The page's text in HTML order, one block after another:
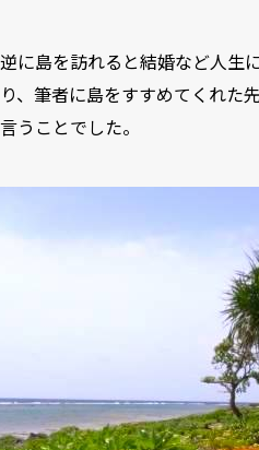
逆に島を訪れると結婚など人生
り、筆者に島をすすめてくれた
言うことでした。